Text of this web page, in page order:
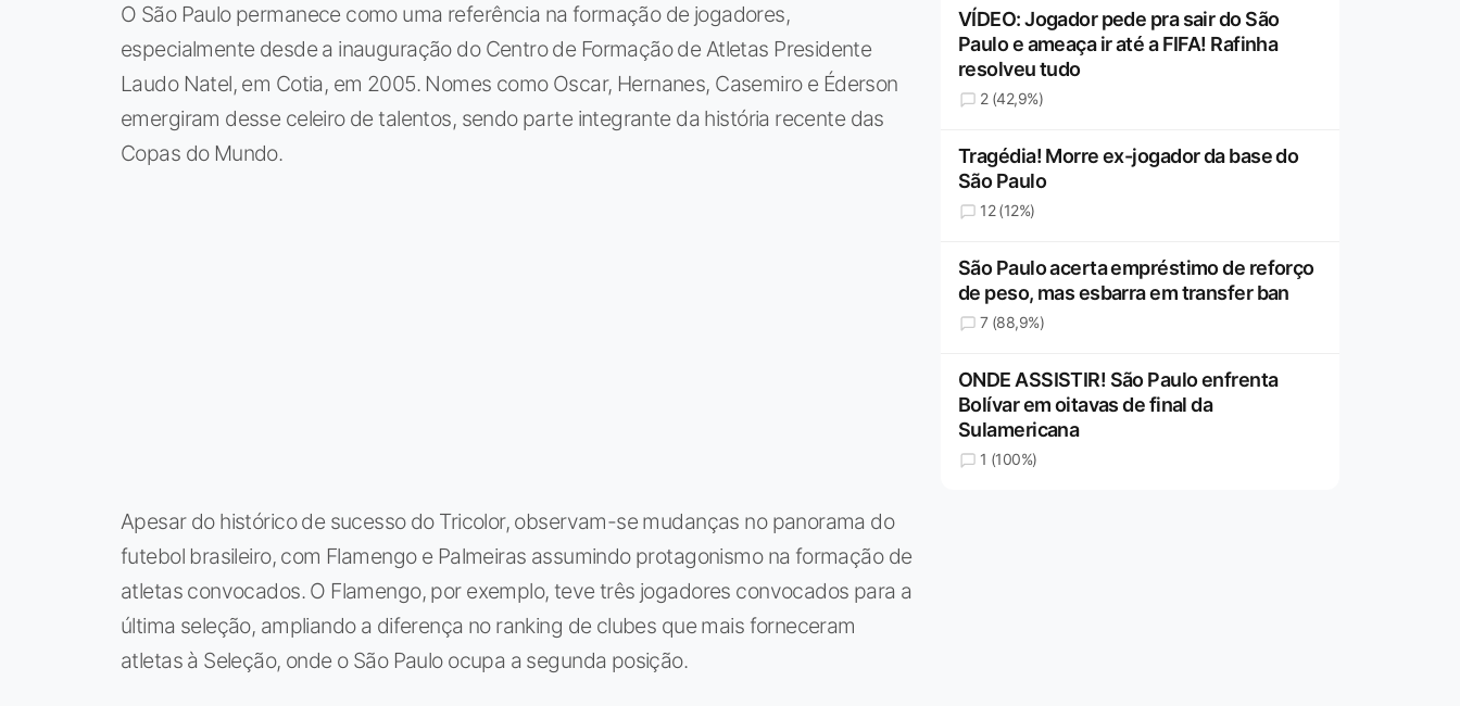
O São Paulo permanece como uma referência na formação de jogadores,
especialmente desde a inauguração do Centro de Formação de Atletas Presidente
Laudo Natel, em Cotia, em 2005. Nomes como Oscar, Hernanes, Casemiro e Éderson
emergiram desse celeiro de talentos, sendo parte integrante da história recente das
Copas do Mundo.
Apesar do histórico de sucesso do Tricolor, observam-se mudanças no panorama do
futebol brasileiro, com Flamengo e Palmeiras assumindo protagonismo na formação de
atletas convocados. O Flamengo, por exemplo, teve três jogadores convocados para a
última seleção, ampliando a diferença no ranking de clubes que mais forneceram
atletas à Seleção, onde o São Paulo ocupa a segunda posição.
VÍDEO: Jogador pede pra sair do São
Paulo e ameaça ir até a FIFA! Rafinha
resolveu tudo
2 (42,9%)
Tragédia! Morre ex-jogador da base do
São Paulo
12 (12%)
São Paulo acerta empréstimo de reforço
de peso, mas esbarra em transfer ban
7 (88,9%)
ONDE ASSISTIR! São Paulo enfrenta
Bolívar em oitavas de final da
Sulamericana
1 (100%)